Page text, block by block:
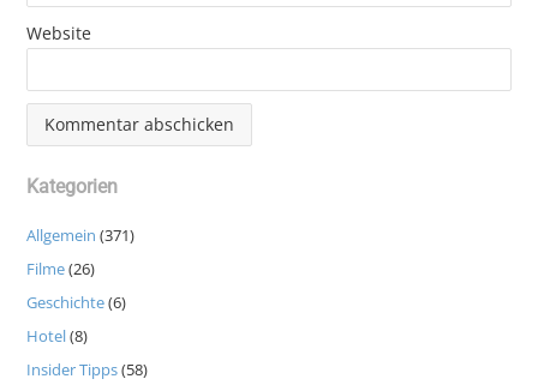
Website
Kategorien
Allgemein (371)
Filme(26)
Geschichte(6)
Hotel(8)
Insider Tipps(58)